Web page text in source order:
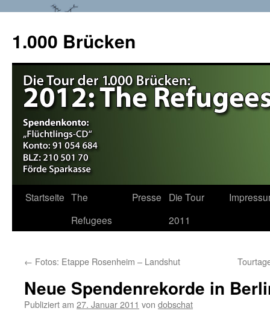
1.000 Brücken
Springe
Startseite The
Refugees
Presse
Die Tour
2011
← Fotos: Etappe Rosenheim – Landshut
Neue Spendenrekorde in
Publiziert am 27. Januar 2011 von dobschat